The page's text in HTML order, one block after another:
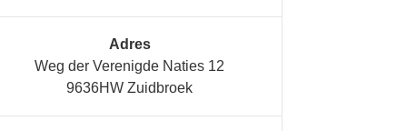
Adres
Weg der Verenigde Naties 12
9636HW Zuidbroek